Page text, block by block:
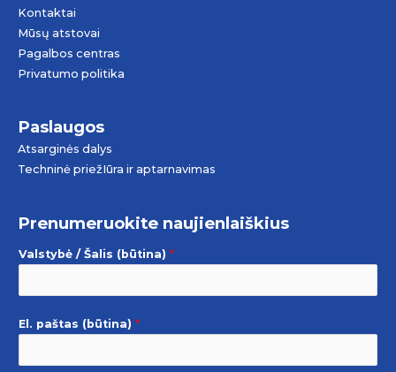
Kontaktai
Mūsų atstovai
Pagalbos centras
Privatumo politika
Paslaugos
Atsarginės dalys
Techninė priežIūra ir aptarnavimas
Prenumeruokite naujienlaiškius
Valstybė / Šalis (būtina) *
El. paštas (būtina) *